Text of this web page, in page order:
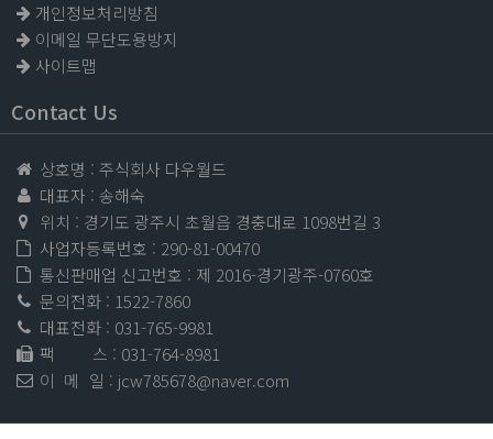
개인정보처리방침
이메일 무단도용방지
사이트맵
Contact Us
상호명 : 주식회사 다우월드
대표자 : 송해숙
위치 : 경기도 광주시 초월읍 경충대로 1098번길 3
사업자등록번호 : 290-81-00470
통신판매업 신고번호 : 제 2016-경기광주-0760호
문의전화 : 1522-7860
대표전화 : 031-765-9981
팩 스 : 031-764-8981
이 메 일 : jcw785678@naver.com